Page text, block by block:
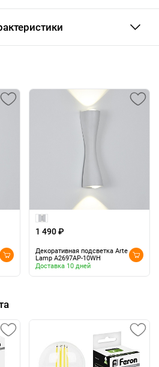
1 490 ₽
Декоративная подсветка Arte
Lamp A2697AP-10WH
Доставка 10 дней